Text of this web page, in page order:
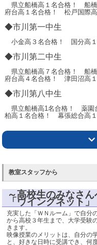
大洲中 中1 理科96点！
東国分中 中1 理科98点！
松戸五中 中2 社会91点！
松戸五中 中2 理科91点！
松戸五中 中2 英語92点！
大洲中 中2 社会91点！
大洲中 中2 数学91点！
大洲中 中2 英語90点！
市川一中 中3 数学97点！
市川一中 中3 社会92点！
市川一中 中3 英語94点！
大洲中 中3 数学92点！
大洲中 中3 理科96点！
県立船橋高１名合格！ 船
府台高１名合格！ 松戸国際高
◆市川第一中生
小金高３名合格！ 国分高１
◆市川第二中生
県立船橋高７名合格！ 船
府台高４名合格！ 津田沼高
◆市川第八中生
県立船橋高1名合格！ 薬園
柏高１名合格！ 幕張総合高
教室スタッフから
～高校生のみなさ
「ウイングネット」
充実した「ＷＮルーム」で自分
から高校３年生まで、大学受験
きます。
映像授業のメリットは、自分の
と、好きな日時に受講でき、何